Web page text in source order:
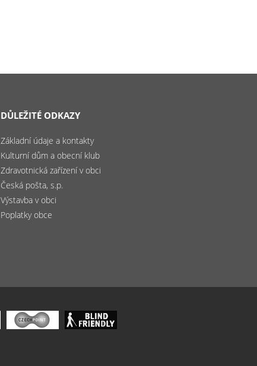
DŮLEŽITÉ ODKAZY
Základní údaje a kontakty
Kulturní dům a obecní klub
Zdravotnická zařízení v obci
Česká pošta, s.p.
Výstavba v obci
Poplatky obce